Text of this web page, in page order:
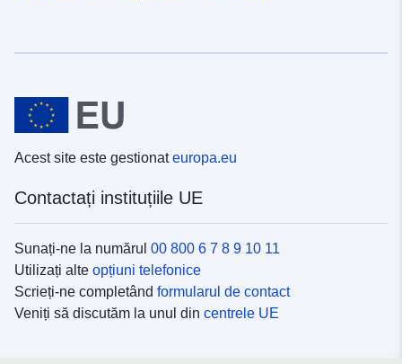
Acest site este gestionateuropa.eu
Contactați instituțiile UE
Sunați-ne la numărul 00 800 6 7 8 9 10 11
Utilizați alte opțiuni telefonice
Scrieți-ne completând formularul de contact
Veniți să discutăm la unul din centrele UE